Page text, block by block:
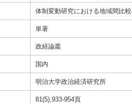
体制変動研究における地域間比
単著
政経論叢
国内
明治大学政治経済研究所
81(5),933-954頁